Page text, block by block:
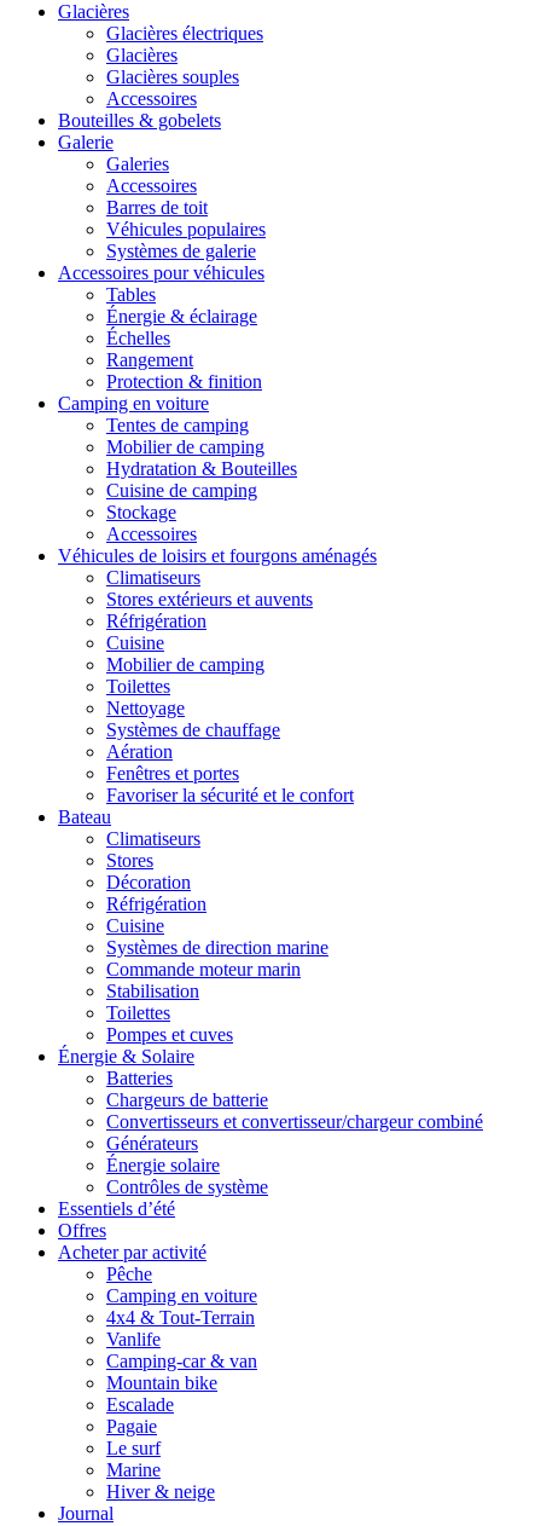
Glacières
Glacières électriques
Glacières
Glacières souples
Accessoires
Bouteilles & gobelets
Galerie
Galeries
Accessoires
Barres de toit
Véhicules populaires
Systèmes de galerie
Accessoires pour véhicules
Tables
Énergie & éclairage
Échelles
Rangement
Protection & finition
Camping en voiture
Tentes de camping
Mobilier de camping
Hydratation & Bouteilles
Cuisine de camping
Stockage
Accessoires
Véhicules de loisirs et fourgons aménagés
Climatiseurs
Stores extérieurs et auvents
Réfrigération
Cuisine
Mobilier de camping
Toilettes
Nettoyage
Systèmes de chauffage
Aération
Fenêtres et portes
Favoriser la sécurité et le confort
Bateau
Climatiseurs
Stores
Décoration
Réfrigération
Cuisine
Systèmes de direction marine
Commande moteur marin
Stabilisation
Toilettes
Pompes et cuves
Énergie & Solaire
Batteries
Chargeurs de batterie
Convertisseurs et convertisseur/chargeur combiné
Générateurs
Énergie solaire
Contrôles de système
Essentiels d’été
Offres
Acheter par activité
Pêche
Camping en voiture
4x4 & Tout-Terrain
Vanlife
Camping-car & van
Mountain bike
Escalade
Pagaie
Le surf
Marine
Hiver & neige
Journal